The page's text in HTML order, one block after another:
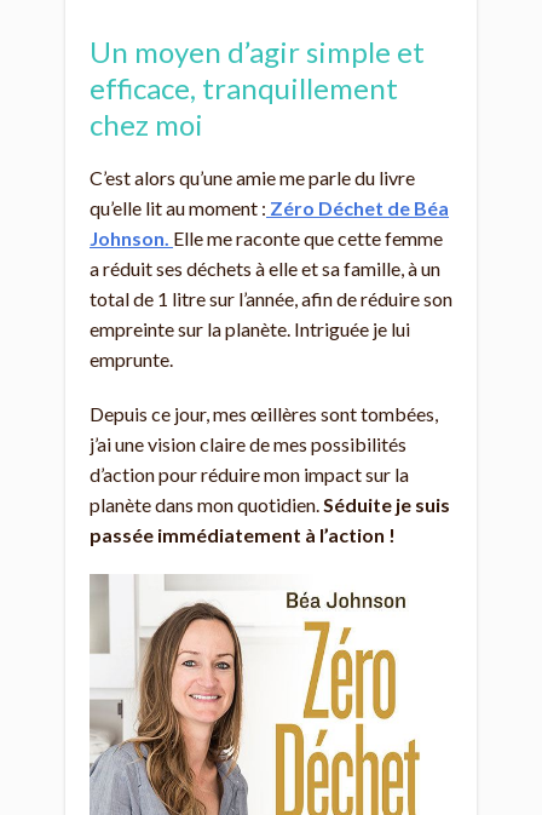
Un moyen d’agir simple et
efficace, tranquillement
chez moi
C’est alors qu’une amie me parle du livre
qu’elle lit au moment : Zéro Déchet de Béa
Johnson. Elle me raconte que cette femme
a réduit ses déchets à elle et sa famille, à un
total de 1 litre sur l’année, afin de réduire son
empreinte sur la planète. Intriguée je lui
emprunte.
Depuis ce jour, mes œillères sont tombées,
j’ai une vision claire de mes possibilités
d’action pour réduire mon impact sur la
planète dans mon quotidien.Séduite je suis
passée immédiatement à l’action !